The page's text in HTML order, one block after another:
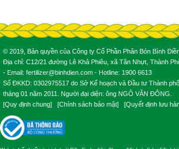
© 2019, Bản quyền của Công ty Cổ Phần Phân Bón Bình
Địa chỉ: C12/21 đường Lê Khả Phiêu, xã Tân Nhựt, Thành
- Email: fertilizer@binhdien.com - Hotline: 1900 6613
Số ĐKKD: 0302975517 do Sở Kế hoạch và Đầu tư Thành
tháng 01 năm 2011. Người đại diện: ông NGÔ VĂN ĐÔNG.
[Quy định chung] [Chính sách bảo mật] [Quyết định lưu